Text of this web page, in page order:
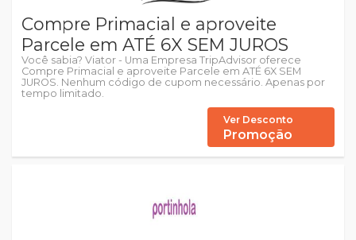
Compre Primacial e aproveite
Parcele em ATÉ 6X SEM JUROS
Você sabia? Viator - Uma Empresa TripAdvisor oferece
Compre Primacial e aproveite Parcele em ATÉ 6X SEM
JUROS. Nenhum código de cupom necessário. Apenas por
tempo limitado.
Ver Desconto
Promoção